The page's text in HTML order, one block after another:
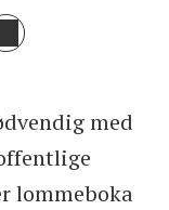
med
lommeboka